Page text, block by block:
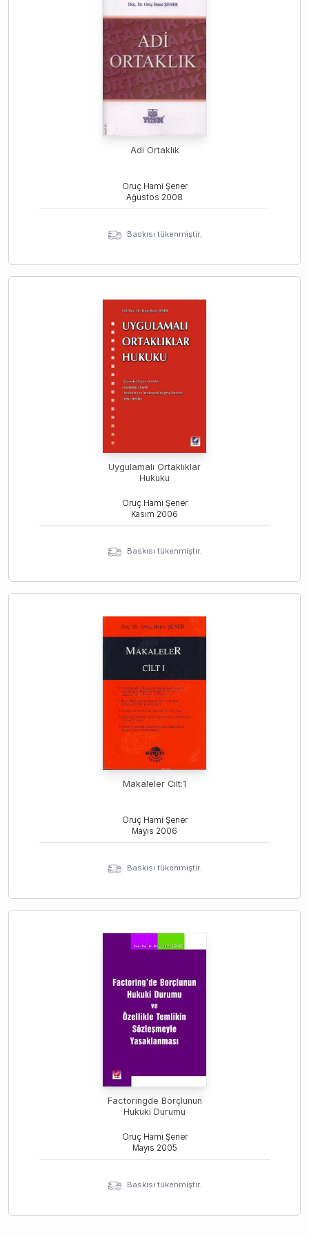
Adi Ortaklık
Oruç Hami Şener
Ağustos 2008
Baskısı tükenmiştir.
Uygulamalı Ortaklıklar
Hukuku
Oruç Hami Şener
Kasım 2006
Baskısı tükenmiştir.
Makaleler Cilt:1
Oruç Hami Şener
Mayıs 2006
Baskısı tükenmiştir.
Factoringde Borçlunun
Hukuki Durumu
Oruç Hami Şener
Mayıs 2005
Baskısı tükenmiştir.